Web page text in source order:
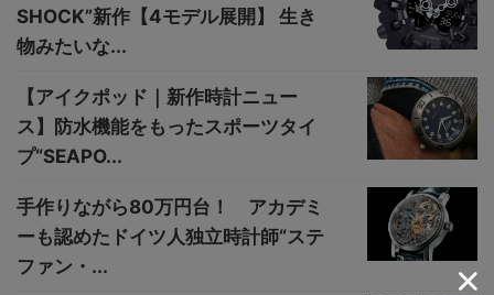
SHOCK”新作【4モデル展開】 生き
物みたいな...
【アイクポッド｜新作時計ニュー
ス】防水機能をもったスポーツタイ
プ“SEAPO...
手作りながら80万円台！ アカデミ
ーも認めたドイツ人独立時計師“ステ
ファン・...